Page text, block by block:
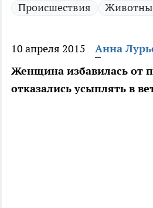
Происшествия
10 апреля 2015
Анна
Женщина избавилась от
отказались усыплять в